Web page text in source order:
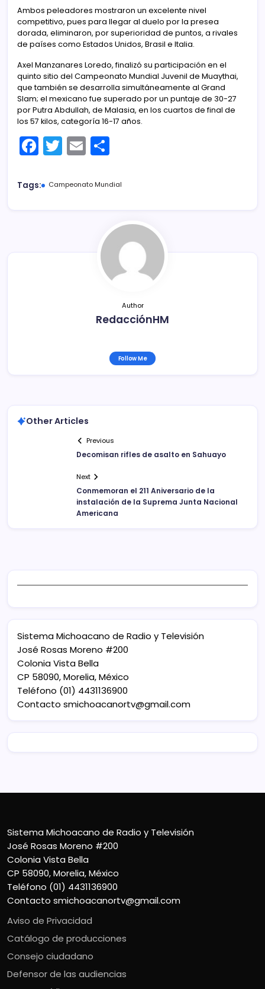
Ambos peleadores mostraron un excelente nivel
competitivo, pues para llegar al duelo por la presea
dorada, eliminaron, por superioridad de puntos, a rivales
de países como Estados Unidos, Brasil e Italia.
Axel Manzanares Loredo, finalizó su participación en el
quinto sitio del Campeonato Mundial Juvenil de Muaythai,
que también se desarrolla simultáneamente al Grand
Slam; el mexicano fue superado por un puntaje de 30-27
por Putra Abdullah, de Malasia, en los cuartos de final de
los 57 kilos, categoría 16-17 años.
F
c
T
itt
E
ai m
ar
tir
Tags: Campeonato Mundial
Author
RedacciónHM
Follow Me
Other Articles
Previous
Decomisan rifles de asalto en Sahuayo
Next
Conmemoran el 211 Aniversario de la
instalación de la Suprema Junta Nacional
Americana
Sistema Michoacano de Radio y Televisión
José Rosas Moreno #200
Colonia Vista Bella
CP 58090, Morelia, México
Teléfono (01) 4431136900
Contacto smichoacanortv@gmail.com
Sistema Michoacano de Radio y Televisión
José Rosas Moreno #200
Colonia Vista Bella
CP 58090, Morelia, México
Teléfono (01) 4431136900
Contacto smichoacanortv@gmail.com
Aviso de Privacidad
Catálogo de producciones
Consejo ciudadano
Defensor de las audiencias